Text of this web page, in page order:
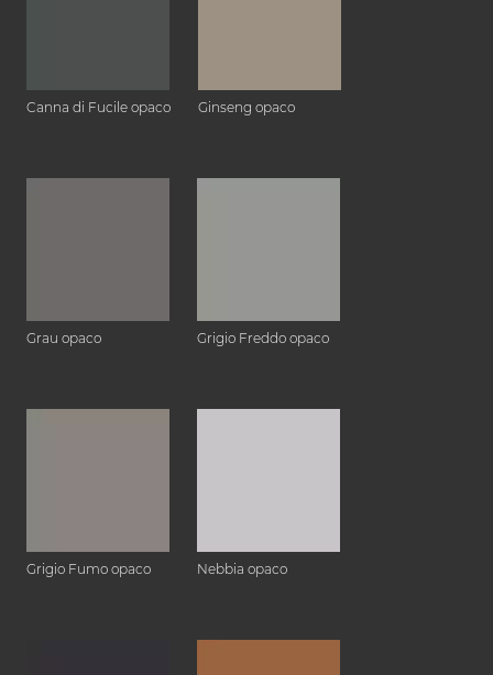
Canna di Fucile opaco Ginseng opaco
Grau opaco Grigio Freddo opaco
Grigio Fumo opaco Nebbia opaco